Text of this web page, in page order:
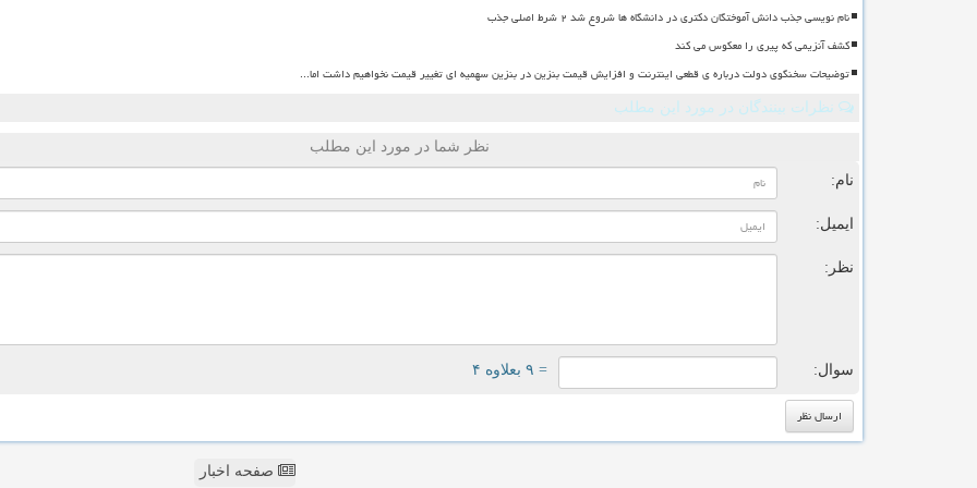
نام نویسی جذب دانش آموختگان دکتری در دانشگاه ها شروع شد ۲ شرط اصلی جذب
کشف آنزیمی که پیری را معکوس می کند
توضیحات سخنگوی دولت درباره ی قطعی اینترنت و افزایش قیمت بنزین در بنزین سهمیه ای تغییر قیمت نخواهیم داشت اما...
نظرات بینندگان در مورد این مطلب
نظر شما در مورد این مطلب
نام:
ایمیل:
نظر:
سوال: = ۹ بعلاوه ۴
صفحه اخبار